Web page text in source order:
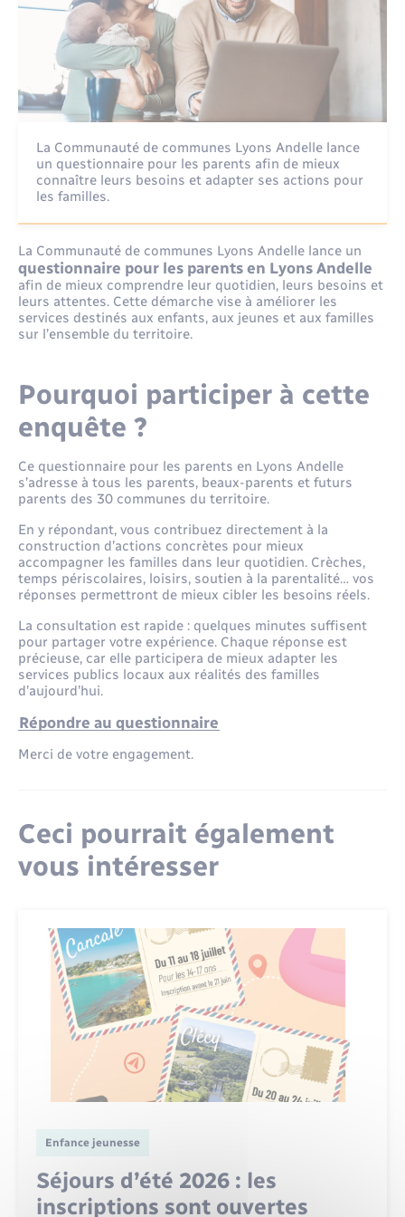
Santé - Social
Rénovation de l’habitat
Séniors
Urbanisme
La Communauté de communes Lyons Andelle lance
un questionnaire pour les parents afin de mieux
connaître leurs besoins et adapter ses actions pour
les familles.
La Communauté de communes Lyons Andelle lance un
questionnaire pour les parents en Lyons Andelle
afin de mieux comprendre leur quotidien, leurs besoins et
leurs attentes. Cette démarche vise à améliorer les
services destinés aux enfants, aux jeunes et aux familles
sur l’ensemble du territoire.
Pourquoi participer à cette
enquête ?
Ce questionnaire pour les parents en Lyons Andelle
s’adresse à tous les parents, beaux-parents et futurs
parents des 30 communes du territoire.
En y répondant, vous contribuez directement à la
construction d’actions concrètes pour mieux
accompagner les familles dans leur quotidien. Crèches,
temps périscolaires, loisirs, soutien à la parentalité… vos
réponses permettront de mieux cibler les besoins réels.
La consultation est rapide : quelques minutes suffisent
pour partager votre expérience. Chaque réponse est
précieuse, car elle participera de mieux adapter les
services publics locaux aux réalités des familles
d’aujourd’hui.
Répondre au questionnaire
Merci de votre engagement.
Ceci pourrait également
vous intéresser
Enfance jeunesse
Séjours d’été 2026 : les
inscriptions sont ouvertes